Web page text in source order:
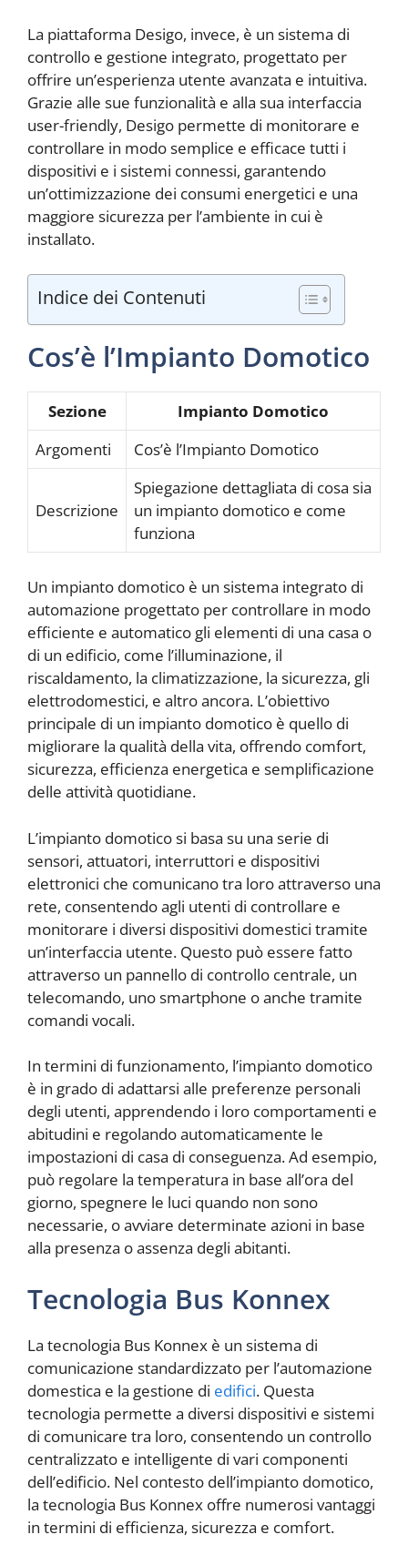
La piattaforma Desigo, invece, è un sistema di
controllo e gestione integrato, progettato per
offrire un’esperienza utente avanzata e intuitiva.
Grazie alle sue funzionalità e alla sua interfaccia
user-friendly, Desigo permette di monitorare e
controllare in modo semplice e efficace tutti i
dispositivi e i sistemi connessi, garantendo
un’ottimizzazione dei consumi energetici e una
maggiore sicurezza per l’ambiente in cui è
installato.
Indice dei Contenuti
Cos’è l’Impianto Domotico
Sezione
Impianto Domotico
Argomenti
Cos’è l’Impianto Domotico
Descrizione
Spiegazione dettagliata di cosa sia
un impianto domotico e come
funziona
Un impianto domotico è un sistema integrato di
automazione progettato per controllare in modo
efficiente e automatico gli elementi di una casa o
di un edificio, come l’illuminazione, il
riscaldamento, la climatizzazione, la sicurezza, gli
elettrodomestici, e altro ancora. L’obiettivo
principale di un impianto domotico è quello di
migliorare la qualità della vita, offrendo comfort,
sicurezza, efficienza energetica e semplificazione
delle attività quotidiane.
L’impianto domotico si basa su una serie di
sensori, attuatori, interruttori e dispositivi
elettronici che comunicano tra loro attraverso una
rete, consentendo agli utenti di controllare e
monitorare i diversi dispositivi domestici tramite
un’interfaccia utente. Questo può essere fatto
attraverso un pannello di controllo centrale, un
telecomando, uno smartphone o anche tramite
comandi vocali.
In termini di funzionamento, l’impianto domotico
è in grado di adattarsi alle preferenze personali
degli utenti, apprendendo i loro comportamenti e
abitudini e regolando automaticamente le
impostazioni di casa di conseguenza. Ad esempio,
può regolare la temperatura in base all’ora del
giorno, spegnere le luci quando non sono
necessarie, o avviare determinate azioni in base
alla presenza o assenza degli abitanti.
Tecnologia Bus Konnex
La tecnologia Bus Konnex è un sistema di
comunicazione standardizzato per l’automazione
domestica e la gestione di edifici. Questa
tecnologia permette a diversi dispositivi e sistemi
di comunicare tra loro, consentendo un controllo
centralizzato e intelligente di vari componenti
dell’edificio. Nel contesto dell’impianto domotico,
la tecnologia Bus Konnex offre numerosi vantaggi
in termini di efficienza, sicurezza e comfort.